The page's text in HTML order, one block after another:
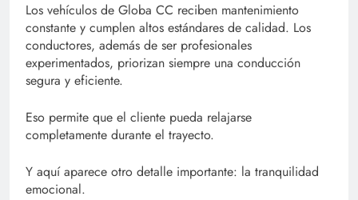
Los vehículos de Globa CC reciben mantenimiento
constante y cumplen altos estándares de calidad. Los
conductores, además de ser profesionales
experimentados, priorizan siempre una conducción
segura y eficiente.
Eso permite que el cliente pueda relajarse
completamente durante el trayecto.
Y aquí aparece otro detalle importante: la tranquilidad
emocional.